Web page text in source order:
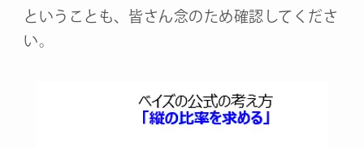
ということも、皆さん念のため確認してくださ
い。